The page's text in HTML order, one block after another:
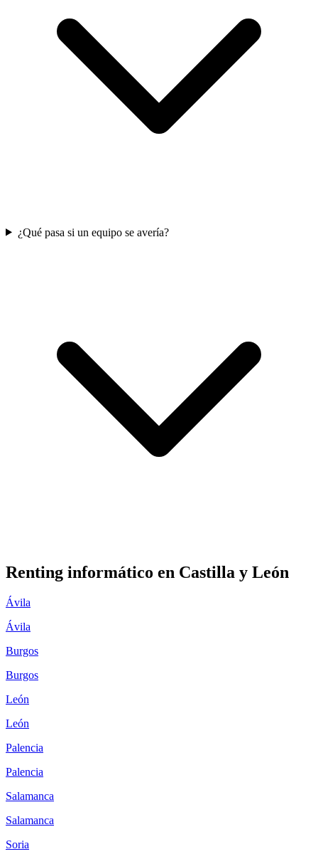
¿Qué pasa si un equipo se avería?
Renting informático en Castilla y León
Ávila
Ávila
Burgos
Burgos
León
León
Palencia
Palencia
Salamanca
Salamanca
Soria